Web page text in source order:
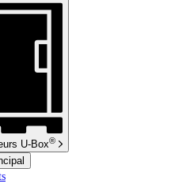
U-Box®